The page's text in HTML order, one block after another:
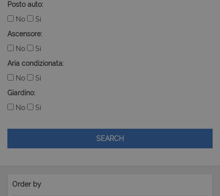
Posto auto:
No
Si
Ascensore:
No
Si
Aria condizionata:
No
Si
Giardino:
No
Si
SEARCH
Order by